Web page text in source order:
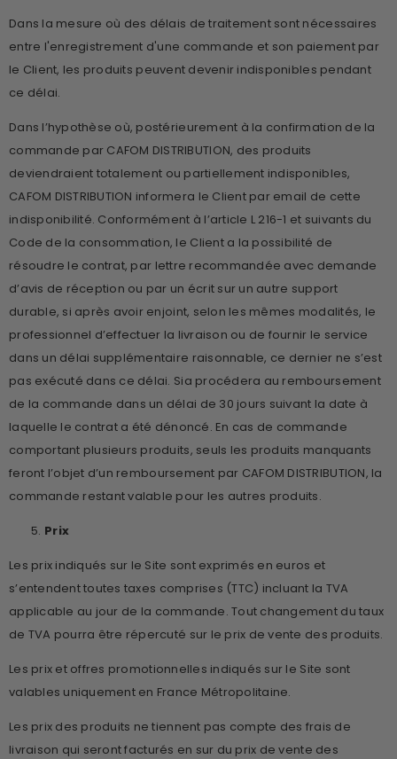
Dans la mesure où des délais de traitement sont nécessaires
entre l'enregistrement d'une commande et son paiement par
le Client, les produits peuvent devenir indisponibles pendant
ce délai.
Dans l’hypothèse où, postérieurement à la confirmation de la
commande par CAFOM DISTRIBUTION, des produits
deviendraient totalement ou partiellement indisponibles,
CAFOM DISTRIBUTION informera le Client par email de cette
indisponibilité. Conformément à l’article L 216-1 et suivants du
Code de la consommation, le Client a la possibilité de
résoudre le contrat, par lettre recommandée avec demande
d’avis de réception ou par un écrit sur un autre support
durable, si après avoir enjoint, selon les mêmes modalités, le
professionnel d’effectuer la livraison ou de fournir le service
dans un délai supplémentaire raisonnable, ce dernier ne s’est
pas exécuté dans ce délai. Sia procédera au remboursement
de la commande dans un délai de 30 jours suivant la date à
laquelle le contrat a été dénoncé. En cas de commande
comportant plusieurs produits, seuls les produits manquants
feront l’objet d’un remboursement par CAFOM DISTRIBUTION, la
commande restant valable pour les autres produits.
Prix
Les prix indiqués sur le Site sont exprimés en euros et
s’entendent toutes taxes comprises (TTC) incluant la TVA
applicable au jour de la commande. Tout changement du taux
de TVA pourra être répercuté sur le prix de vente des produits.
Les prix et offres promotionnelles indiqués sur le Site sont
valables uniquement en France Métropolitaine.
Les prix des produits ne tiennent pas compte des frais de
livraison qui seront facturés en sur du prix de vente des